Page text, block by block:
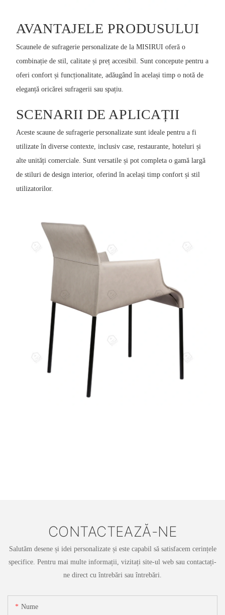
AVANTAJELE PRODUSULUI
Scaunele de sufragerie personalizate de la MISIRUI oferă o
combinație de stil, calitate și preț accesibil. Sunt concepute pentru a
oferi confort și funcționalitate, adăugând în același timp o notă de
eleganță oricărei sufragerii sau spațiu.
SCENARII DE APLICAȚII
Aceste scaune de sufragerie personalizate sunt ideale pentru a fi
utilizate în diverse contexte, inclusiv case, restaurante, hoteluri și
alte unități comerciale. Sunt versatile și pot completa o gamă largă
de stiluri de design interior, oferind în același timp confort și stil
utilizatorilor.
CONTACTEAZĂ-NE
Salutăm desene și idei personalizate și este capabil să satisfacem cerințele
specifice. Pentru mai multe informații, vizitați site-ul web sau contactați-
ne direct cu întrebări sau întrebări.
Nume